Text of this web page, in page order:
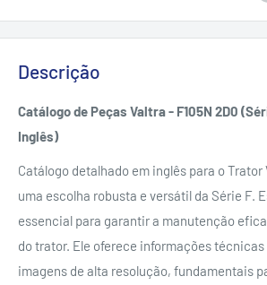
Descrição
Catálogo de Peças Valtra - F105N 2D0
Inglês)
Catálogo detalhado em inglês para o Trator
uma escolha robusta e versátil da Série F.
essencial para garantir a manutenção
do trator. Ele oferece informações técnicas
imagens de alta resolução, fundamentais